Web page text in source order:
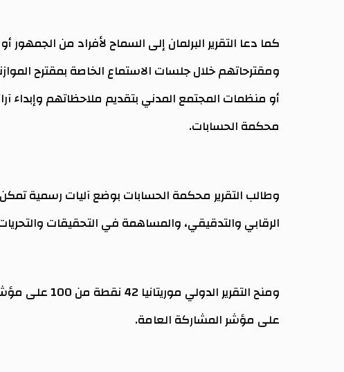
كما دعا التقرير البرلمان إلى السماح لأفراد من الجمهور
ومقترحاتهم خلال جلسات الاستماع الخاصة بمقترح
أو منظمات المجتمع المدني بتقديم ملاحظاتهم وإبداء
محكمة الحسابات.
وطالب التقرير محكمة الحسابات بوضع آليات رسمية
الرقابي والتدقيقي، والمساهمة في التحقيقات
على مؤشر المشاركة العامة.